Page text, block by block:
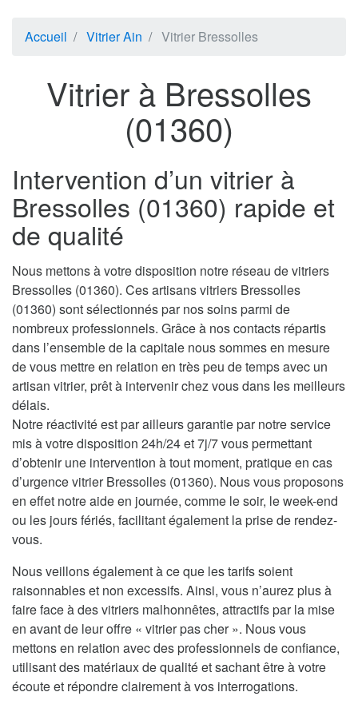
Accueil Vitrier Ain Vitrier Bressolles
Vitrier à Bressolles
(01360)
Intervention d’un vitrier à
Bressolles (01360) rapide et
de qualité
Nous mettons à votre disposition notre réseau de vitriers
Bressolles (01360). Ces artisans vitriers Bressolles
(01360) sont sélectionnés par nos soins parmi de
nombreux professionnels. Grâce à nos contacts répartis
dans l’ensemble de la capitale nous sommes en mesure
de vous mettre en relation en très peu de temps avec un
artisan vitrier, prêt à intervenir chez vous dans les meilleurs
délais.
Notre réactivité est par ailleurs garantie par notre service
mis à votre disposition 24h/24 et 7j/7 vous permettant
d’obtenir une intervention à tout moment, pratique en cas
d’urgence vitrier Bressolles (01360). Nous vous proposons
en effet notre aide en journée, comme le soir, le week-end
ou les jours fériés, facilitant également la prise de rendez-
vous.
Nous veillons également à ce que les tarifs soient
raisonnables et non excessifs. Ainsi, vous n’aurez plus à
faire face à des vitriers malhonnêtes, attractifs par la mise
en avant de leur offre « vitrier pas cher ». Nous vous
mettons en relation avec des professionnels de confiance,
utilisant des matériaux de qualité et sachant être à votre
écoute et répondre clairement à vos interrogations.